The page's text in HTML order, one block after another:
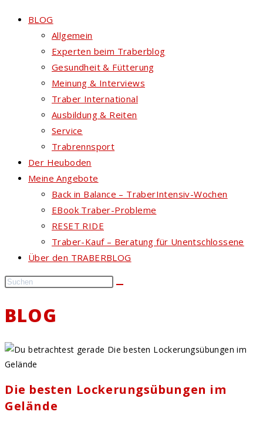
BLOG
Allgemein
Experten beim Traberblog
Gesundheit & Fütterung
Meinung & Interviews
Traber International
Ausbildung & Reiten
Service
Trabrennsport
Der Heuboden
Meine Angebote
Back in Balance – TraberIntensiv-Wochen
EBook Traber-Probleme
RESET RIDE
Traber-Kauf – Beratung für Unentschlossene
Über den TRABERBLOG
BLOG
Die besten Lockerungsübungen im
Gelände